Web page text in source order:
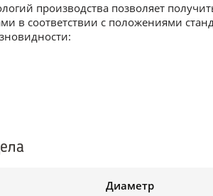
производства позволяет
в соответствии с положениями
Диаметр